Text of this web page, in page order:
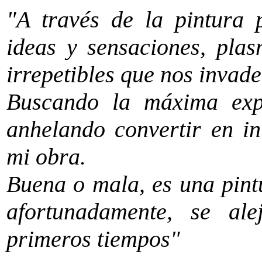
"A través de la pintura
ideas y sensaciones,
irrepetibles que nos
Buscando la máxima
anhelando convertir en
mi obra.
Buena o mala, es una
afortunadamente, se
primeros tiempos"